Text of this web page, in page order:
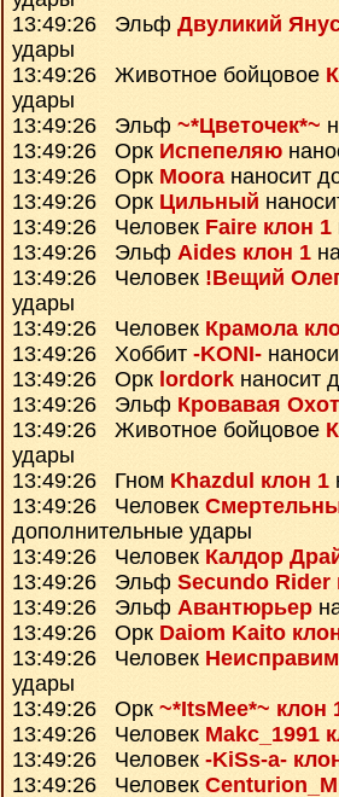
13:49:26 Эльф Двуликий
удары
13:49:26 Животное бойцовое
удары
13:49:26 Эльф ~*Цветочек*~
13:49:26 Орк Испепеляю
13:49:26 Орк Mooraнаносит
13:49:26 Орк Цильный
13:49:26 Человек Faire клон 1
13:49:26 Эльф Aides клон 1
13:49:26 Человек !Вещий
удары
13:49:26 Человек Крамола
13:49:26 Хоббит -KONI-
13:49:26 Орк lordork наносит
13:49:26 Эльф Кровавая
13:49:26 Животное бойцовое
удары
13:49:26 Гном Khazdul клон 1
13:49:26 Человек
дополнительные удары
13:49:26 Человек Калдор
13:49:26 Эльф Secundo Rider
13:49:26 Эльф Авантюрьер
13:49:26 Орк Daiom Kaito
13:49:26 Человек
удары
13:49:26 Орк ~*ItsMee*~ клон
13:49:26 Человек Makc_1991
13:49:26 Человек -KiSs-a-
13:49:26 Человек Centurion_M